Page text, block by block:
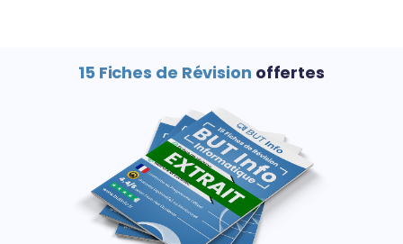
15 Fiches de Révision offertes